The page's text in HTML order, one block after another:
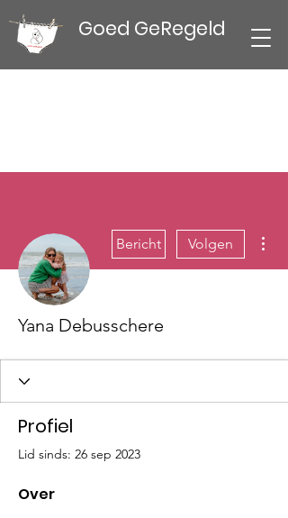
Goed GeRegeld
Bericht Volgen
Yana Debusschere
Profiel
Lid sinds: 26 sep 2023
Over